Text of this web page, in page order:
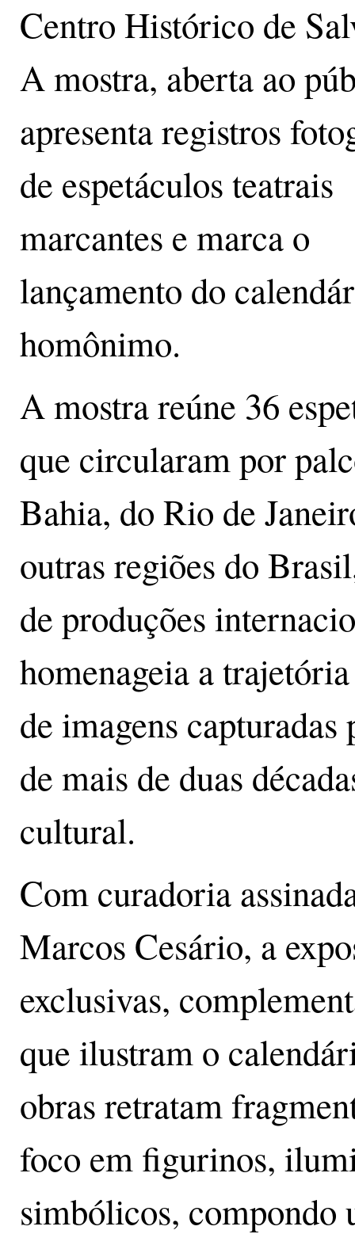
Centro Histórico de
A mostra, aberta ao
apresenta registros
de espetáculos teatrais
marcantes e marca o
lançamento do
homônimo.
A mostra reúne 36
que circularam por
Bahia, do Rio de
outras regiões do
de produções
homenageia a
de imagens
de mais de duas
cultural.
Com curadoria
Marcos Cesário, a
exclusivas,
que ilustram o
obras retratam
foco em figurinos,
simbólicos, compondo